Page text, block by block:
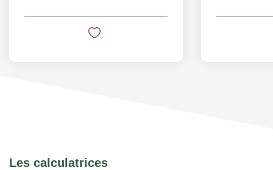
Les calculatrices